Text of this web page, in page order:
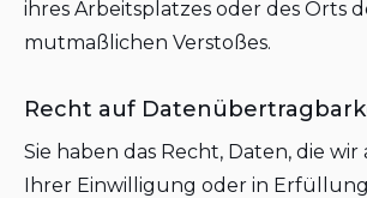
ihres Arbeitsplatzes oder des Orts
mutmaßlichen Verstoßes.
Recht auf
Sie haben das Recht, Daten, die
Ihrer Einwilligung oder in